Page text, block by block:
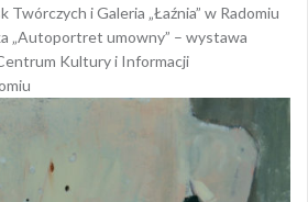
Twórczych i Galeria „Łaźnia” w Radomiu
„Autoportret umowny” – wystawa
Kultury i Informacji